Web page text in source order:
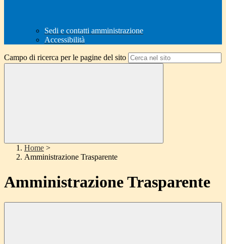
Sedi e contatti amministrazione
Accessibilità
Campo di ricerca per le pagine del sito
Home >
Amministrazione Trasparente
Amministrazione Trasparente